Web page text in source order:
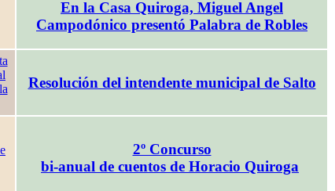
En la Casa Quiroga, Miguel Angel
Campodónico presentó Palabra de Robles
Resolución del intendente municipal de Salto
2º Concurso
bi-anual de cuentos de Horacio Quiroga